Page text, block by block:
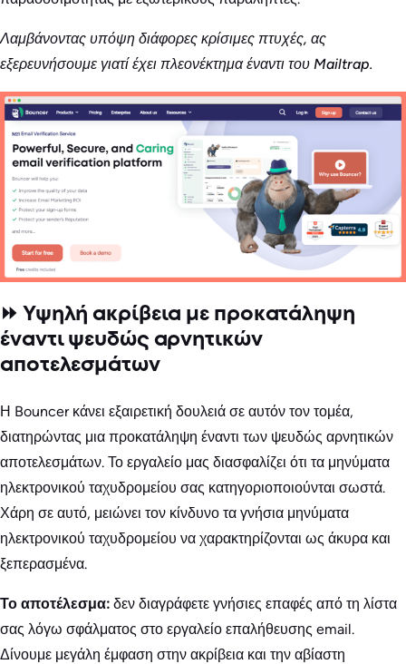
Λαμβάνοντας υπόψη διάφορες κρίσιμες πτυχές, ας
εξερευνήσουμε γιατί έχει πλεονέκτημα έναντι του Mailtrap.
⏩ Υψηλή ακρίβεια με προκατάληψη
έναντι ψευδώς αρνητικών
αποτελεσμάτων
Η Bouncer κάνει εξαιρετική δουλειά σε αυτόν τον τομέα,
διατηρώντας μια προκατάληψη έναντι των ψευδώς αρνητικών
αποτελεσμάτων. Το εργαλείο μας διασφαλίζει ότι τα μηνύματα
ηλεκτρονικού ταχυδρομείου σας κατηγοριοποιούνται σωστά.
Χάρη σε αυτό, μειώνει τον κίνδυνο τα γνήσια μηνύματα
ηλεκτρονικού ταχυδρομείου να χαρακτηρίζονται ως άκυρα και
ξεπερασμένα.
Το αποτέλεσμα: δεν διαγράφετε γνήσιες επαφές από τη λίστα
σας λόγω σφάλματος στο εργαλείο επαλήθευσης email.
Δίνουμε μεγάλη έμφαση στην ακρίβεια και την αβίαστη